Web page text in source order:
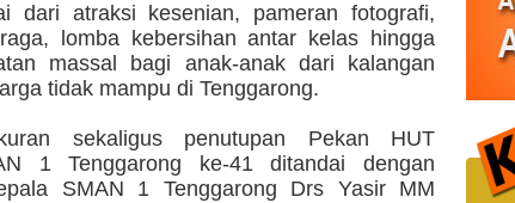
dari atraksi kesenian, pameran fotografi,
lomba kebersihan antar kelas hingga
massal bagi anak-anak dari kalangan
tidak mampu di Tenggarong.
sekaligus penutupan Pekan HUT
1 Tenggarong ke-41 ditandai dengan
SMAN 1 Tenggarong Drs Yasir MM